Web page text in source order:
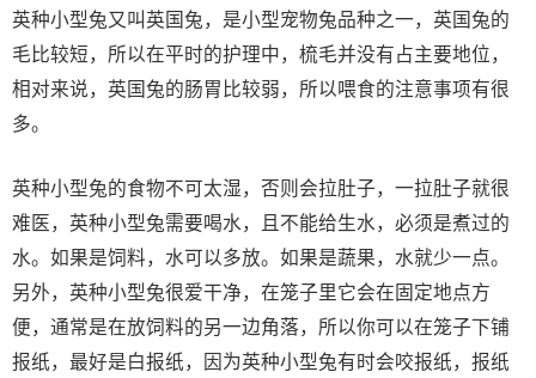
英种小型兔又叫英国兔，是小型宠物兔品种之一，英国兔的
毛比较短，所以在平时的护理中，梳毛并没有占主要地位，
相对来说，英国兔的肠胃比较弱，所以喂食的注意事项有很
多。
英种小型兔的食物不可太湿，否则会拉肚子，一拉肚子就很
难医，英种小型兔需要喝水，且不能给生水，必须是煮过的
水。如果是饲料，水可以多放。如果是蔬果，水就少一点。
另外，英种小型兔很爱干净，在笼子里它会在固定地点方
便，通常是在放饲料的另一边角落，所以你可以在笼子下铺
报纸，最好是白报纸，因为英种小型兔有时会咬报纸，报纸